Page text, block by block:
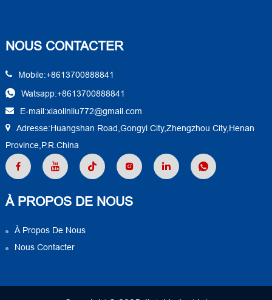
NOUS CONTACTER
Mobile:+8613700888841
Watsapp:+8613700888841
E-mail:xiaolinliu772@gmail.com
Adresse:Huangshan Road,Gongyi City,Zhengzhou City,Henan
Province,P.R.China
À PROPOS DE NOUS
À Propos De Nous
Nous Contacter